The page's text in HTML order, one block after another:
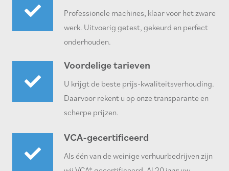
Professionele machines, klaar voor het zware
werk. Uitvoerig getest, gekeurd en perfect
onderhouden.
Voordelige tarieven
U krijgt de beste prijs-kwaliteitsverhouding.
Daarvoor rekent u op onze transparante en
scherpe prijzen.
VCA-gecertificeerd
Als één van de weinige verhuurbedrijven zijn